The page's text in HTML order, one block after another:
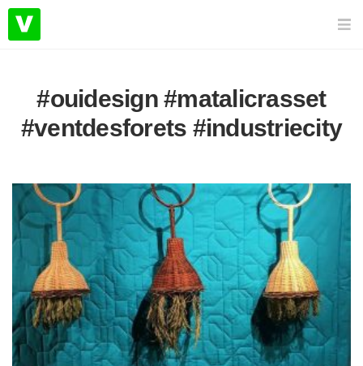
#ouidesign #matalicrasset
#ventdesforets #industriecity